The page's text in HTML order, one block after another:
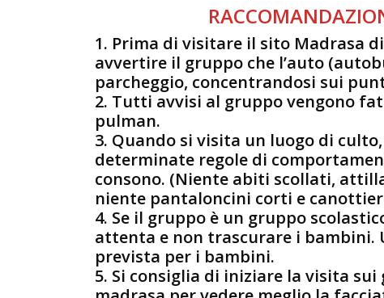
1. Prima di visitare il sito Madrasa
avvertire il gruppo che l’auto
parcheggio, concentrandosi sui
2. Tutti avvisi al gruppo vengono
pulman.
3. Quando si visita un luogo di
determinate regole di
consono. (Niente abiti scollati,
niente pantaloncini corti e
4. Se il gruppo è un gruppo
attenta e non trascurare i bambini.
prevista per i bambini.
5. Si consiglia di iniziare la visita